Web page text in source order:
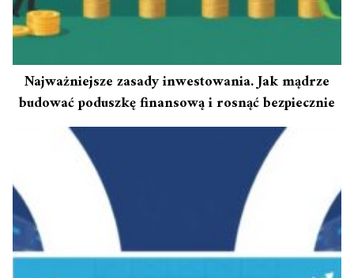
Najważniejsze zasady inwestowania. Jak mądrze
budować poduszkę finansową i rosnąć bezpiecznie